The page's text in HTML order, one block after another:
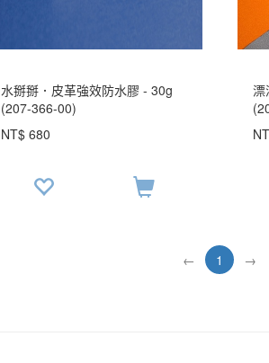
水掰掰．皮革強效防水膠 - 30g
(207-366-00)
NT$ 680
漂
← 1 →